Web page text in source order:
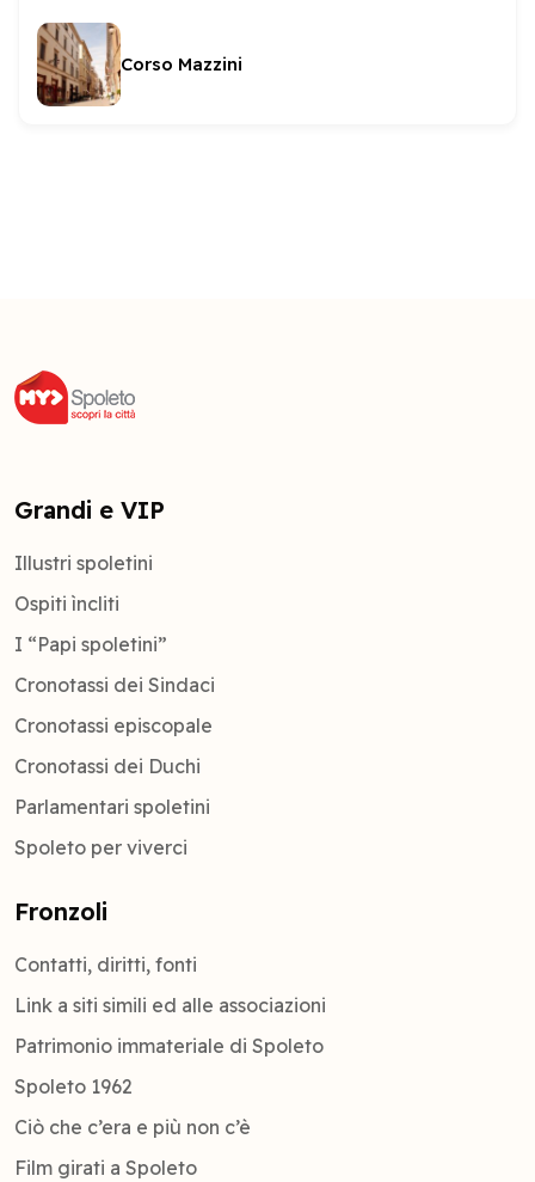
Corso Mazzini
Grandi e VIP
Illustri spoletini
Ospiti ìncliti
I “Papi spoletini”
Cronotassi dei Sindaci
Cronotassi episcopale
Cronotassi dei Duchi
Parlamentari spoletini
Spoleto per viverci
Fronzoli
Contatti, diritti, fonti
Link a siti simili ed alle associazioni
Patrimonio immateriale di Spoleto
Spoleto 1962
Ciò che c’era e più non c’è
Film girati a Spoleto